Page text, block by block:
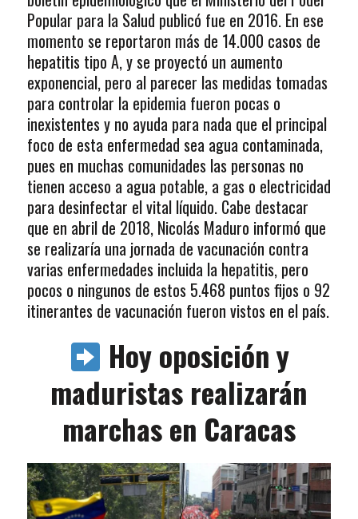
Popular para la Salud publicó fue en 2016. En ese
momento se reportaron más de 14.000 casos de
hepatitis tipo A, y se proyectó un aumento
exponencial, pero al parecer las medidas tomadas
para controlar la epidemia fueron pocas o
inexistentes y no ayuda para nada que el principal
foco de esta enfermedad sea agua contaminada,
pues en muchas comunidades las personas no
tienen acceso a agua potable, a gas o electricidad
para desinfectar el vital líquido. Cabe destacar
que en abril de 2018, Nicolás Maduro informó que
se realizaría una jornada de vacunación contra
varias enfermedades incluida la hepatitis, pero
pocos o ningunos de estos 5.468 puntos fijos o 92
itinerantes de vacunación fueron vistos en el país.
Hoy oposición y
maduristas realizarán
marchas en Caracas